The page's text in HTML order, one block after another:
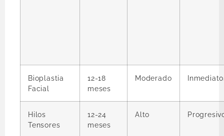
Bioplastia
Facial
12-18
meses
Moderado
Hilos
Tensores
12-24
meses
Alto